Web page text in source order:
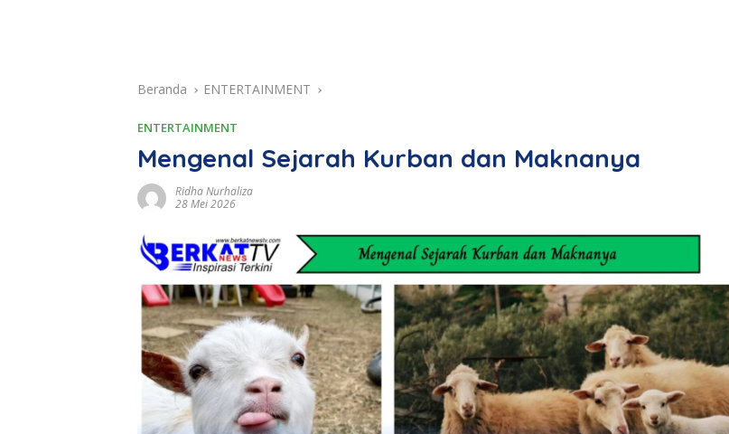
Beranda ENTERTAINMENT
ENTERTAINMENT
Mengenal Sejarah Kurban dan Maknanya
Ridha Nurhaliza
28 Mei 2026